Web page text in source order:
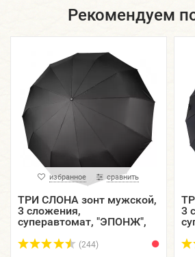
Рекомендуем
избранное сравнить
ТРИ СЛОНА зонт мужской,
3 сложения,
суперавтомат, "ЭПОНЖ",
(244)
3